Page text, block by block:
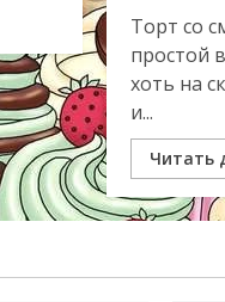
Торт со
простой
хоть на
и...
Читать